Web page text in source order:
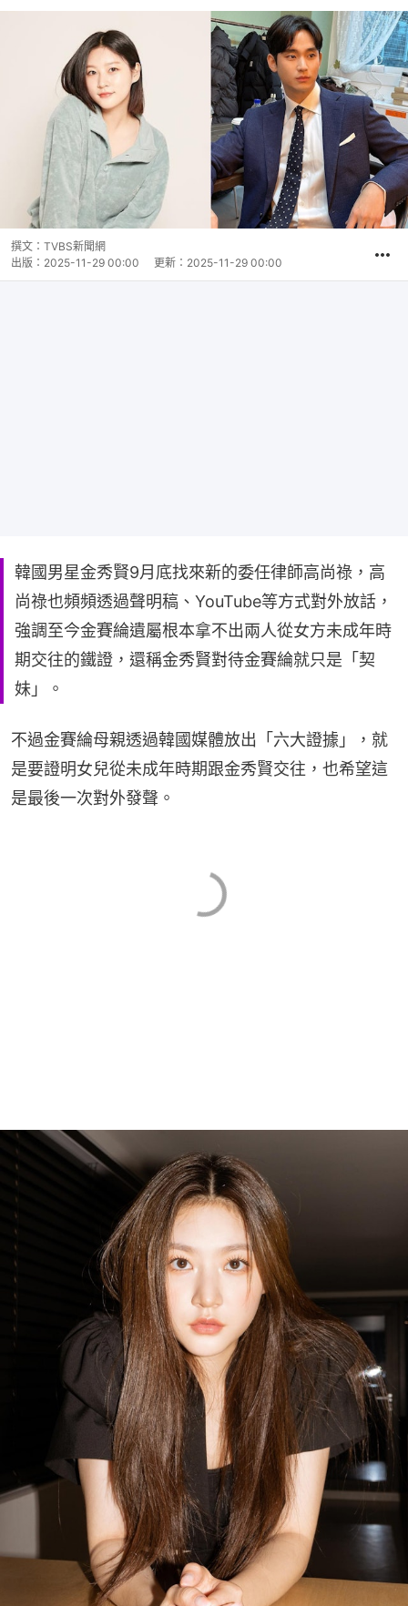
撰文： TVBS新聞網
出版： 2025-11-29 00:00 更新： 2025-11-29 00:00
韓國男星金秀賢9月底找來新的委任律師高尚祿，高
尚祿也頻頻透過聲明稿、YouTube等方式對外放話，
強調至今金賽綸遺屬根本拿不出兩人從女方未成年時
期交往的鐵證，還稱金秀賢對待金賽綸就只是「契
妹」。
不過金賽綸母親透過韓國媒體放出「六大證據」，就
是要證明女兒從未成年時期跟金秀賢交往，也希望這
是最後一次對外發聲。